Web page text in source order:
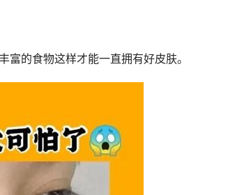
的食物这样才能一直拥有好皮肤。